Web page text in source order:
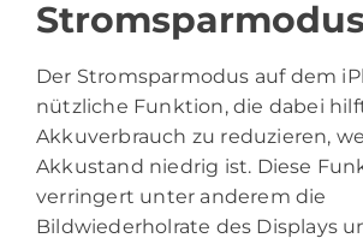
Der Stromsparmodus auf dem
nützliche Funktion, die dabei
Akkuverbrauch zu reduzieren,
Akkustand niedrig ist. Diese
verringert unter anderem die
Bildwiederholrate des Displays